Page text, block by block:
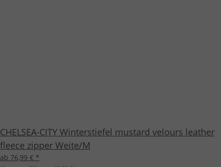
CHELSEA-CITY Winterstiefel mustard velours leather
fleece zipper Weite/M
ab 76,99 € *